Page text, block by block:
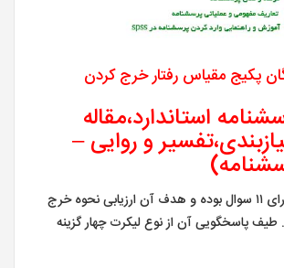
پکیج مقیاس رفتار خرج کردن
استاندارد،مقاله
و روایی –
این پرسشنامه دارای ۱۱ سوال بوده و هدف آن ارزیابی نحوه خرج
پاسخگویی آن از نوع لیکرت چهار گزینه